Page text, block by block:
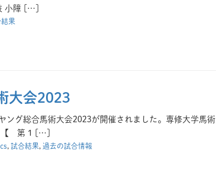
小障 […]
果
大会2023
グ総合馬術大会2023が開催されました。専修大学馬術
【 第 1 […]
試合結果 過去の試合情報